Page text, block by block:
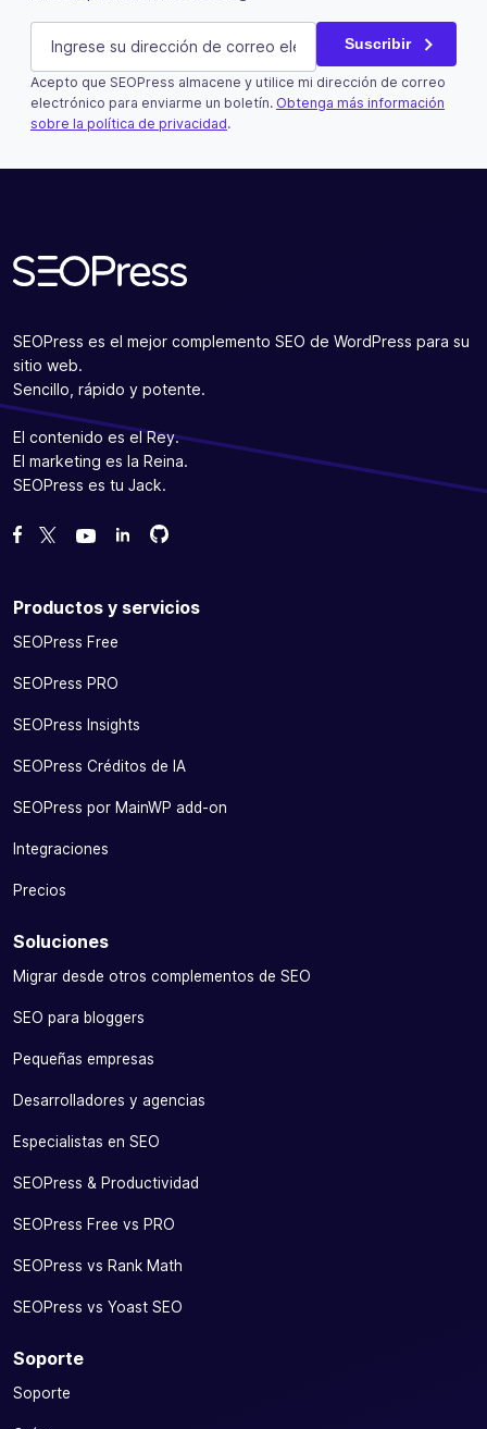
X/Twitter
Este campo es un campo de validación y debe quedar
E-mail (Obligatorio) Suscribir
Acepto que SEOPress almacene y utilice mi dirección de correo
electrónico para enviarme un boletín. Obtenga más información
sobre la política de privacidad.
SEOPress es el mejor complemento SEO de WordPress para su
sitio web.
Sencillo, rápido y potente.
El contenido es el Rey.
El marketing es la Reina.
SEOPress es tu Jack.
Danos like en Facebook
Síguenos en Twitter
Míranos en YouTube
Bifurcanos en GitHub
Bifurcanos en GitHub
Productos y servicios
SEOPress Free
SEOPress PRO
SEOPress Insights
SEOPress Créditos de IA
SEOPress por MainWP add-on
Integraciones
Precios
Soluciones
Migrar desde otros complementos de SEO
SEO para bloggers
Pequeñas empresas
Desarrolladores y agencias
Especialistas en SEO
SEOPress & Productividad
SEOPress Free vs PRO
SEOPress vs Rank Math
SEOPress vs Yoast SEO
Soporte
Soporte